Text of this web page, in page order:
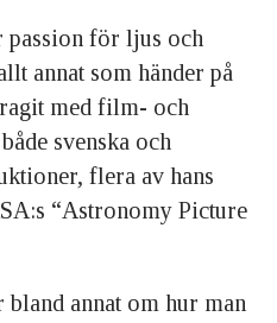
passion för ljus och
annat som händer på
med film- och
svenska och
flera av hans
“Astronomy Picture
annat om hur man